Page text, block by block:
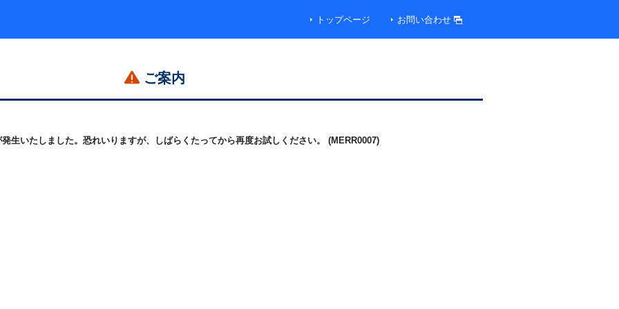
トップページ お問い合わせ
ご案内
生いたしました。恐れいりますが、しばらくたってから再度お試しください。 (MERR0007)